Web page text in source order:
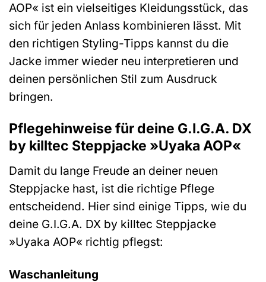
AOP« ist ein vielseitiges Kleidungsstück, das
sich für jeden Anlass kombinieren lässt. Mit
den richtigen Styling-Tipps kannst du die
Jacke immer wieder neu interpretieren und
deinen persönlichen Stil zum Ausdruck
bringen.
Pflegehinweise für deine G.I.G.A. DX
by killtec Steppjacke »Uyaka AOP«
Damit du lange Freude an deiner neuen
Steppjacke hast, ist die richtige Pflege
entscheidend. Hier sind einige Tipps, wie du
deine G.I.G.A. DX by killtec Steppjacke
»Uyaka AOP« richtig pflegst:
Waschanleitung